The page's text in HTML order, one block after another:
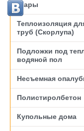
Шары
Теплоизоляция
труб (Скорлупа)
Подложки под
водяной пол
Несъемная
Полистиролбетон
Купольные дома